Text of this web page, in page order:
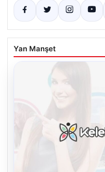
Yan Manşet